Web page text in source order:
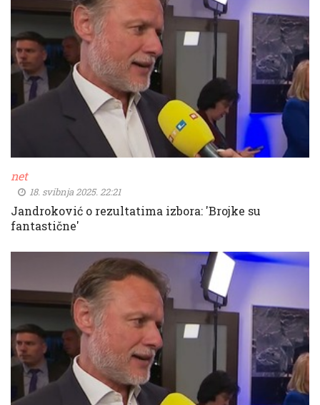
net
18. svibnja 2025. 22:21
Jandroković o rezultatima izbora: 'Brojke su
fantastične'